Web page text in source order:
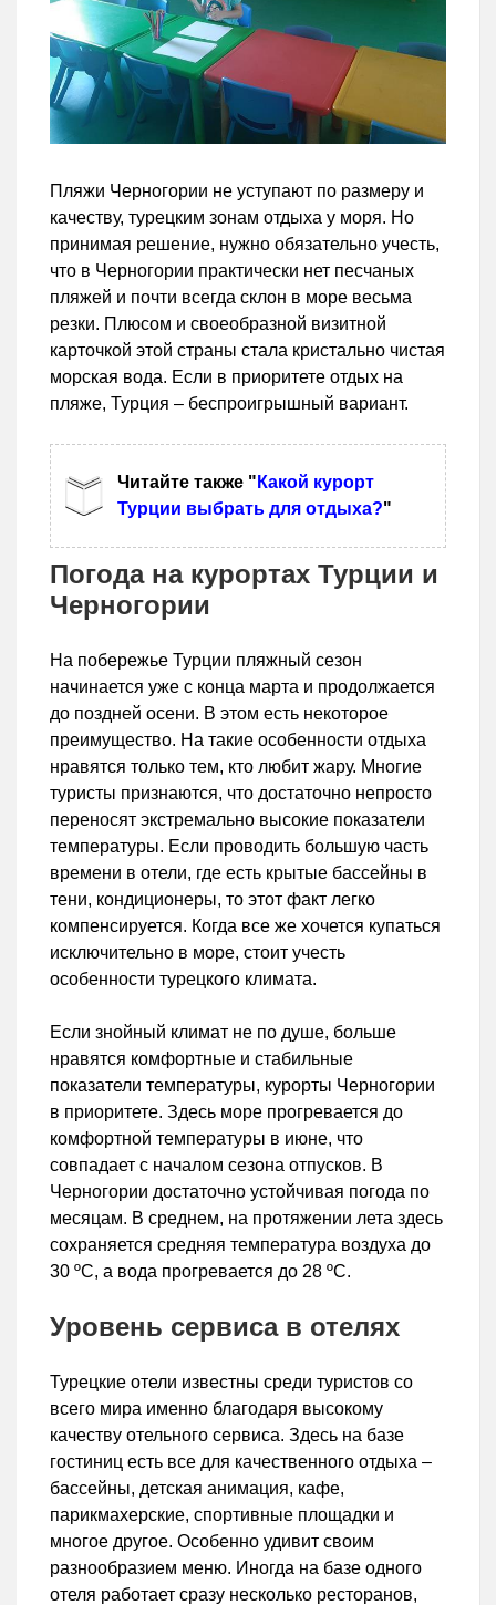
Пляжи Черногории не уступают по размеру и
качеству, турецким зонам отдыха у моря. Но
принимая решение, нужно обязательно учесть,
что в Черногории практически нет песчаных
пляжей и почти всегда склон в море весьма
резки. Плюсом и своеобразной визитной
карточкой этой страны стала кристально чистая
морская вода. Если в приоритете отдых на
пляже, Турция – беспроигрышный вариант.
Читайте также " Какой курорт
Турции выбрать для отдыха?"
Погода на курортах Турции и
Черногории
На побережье Турции пляжный сезон
начинается уже с конца марта и продолжается
до поздней осени. В этом есть некоторое
преимущество. На такие особенности отдыха
нравятся только тем, кто любит жару. Многие
туристы признаются, что достаточно непросто
переносят экстремально высокие показатели
температуры. Если проводить большую часть
времени в отели, где есть крытые бассейны в
тени, кондиционеры, то этот факт легко
компенсируется. Когда все же хочется купаться
исключительно в море, стоит учесть
особенности турецкого климата.
Если знойный климат не по душе, больше
нравятся комфортные и стабильные
показатели температуры, курорты Черногории
в приоритете. Здесь море прогревается до
комфортной температуры в июне, что
совпадает с началом сезона отпусков. В
Черногории достаточно устойчивая погода по
месяцам. В среднем, на протяжении лета здесь
сохраняется средняя температура воздуха до
30 ºС, а вода прогревается до 28 ºС.
Уровень сервиса в отелях
Турецкие отели известны среди туристов со
всего мира именно благодаря высокому
качеству отельного сервиса. Здесь на базе
гостиниц есть все для качественного отдыха –
бассейны, детская анимация, кафе,
парикмахерские, спортивные площадки и
многое другое. Особенно удивит своим
разнообразием меню. Иногда на базе одного
отеля работает сразу несколько ресторанов,